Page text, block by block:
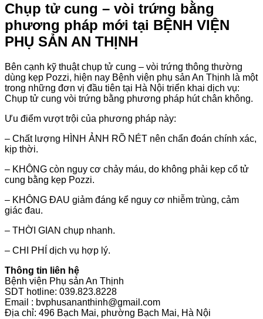
Chụp tử cung – vòi trứng bằng
phương pháp mới tại BỆNH VIỆN
PHỤ SẢN AN THỊNH
Bên cạnh kỹ thuật chụp tử cung – vòi trứng thông thường
dùng kẹp Pozzi, hiện nay Bệnh viện phụ sản An Thịnh là một
trong những đơn vị đầu tiên tại Hà Nội triển khai dịch vụ:
Chụp tử cung vòi trứng bằng phương pháp hút chân không.
Ưu điểm vượt trội của phương pháp này:
– Chất lượng HÌNH ẢNH RÕ NÉT nên chẩn đoán chính xác,
kịp thời.
– KHÔNG còn nguy cơ chảy máu, do không phải kẹp cổ tử
cung bằng kẹp Pozzi.
– KHÔNG ĐAU giảm đáng kể nguy cơ nhiễm trùng, cảm
giác đau.
– THỜI GIAN chụp nhanh.
– CHI PHÍ dịch vụ hợp lý.
Thông tin liên hệ
Bệnh viện Phụ sản An Thịnh
SDT hotline: 039.823.8228
Email : bvphusananthinh@gmail.com
Địa chỉ: 496 Bạch Mai, phường Bạch Mai, Hà Nội